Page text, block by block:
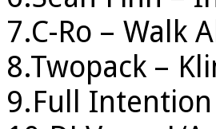
7.C-Ro – Walk
8.Twopack –
9.Full Intention